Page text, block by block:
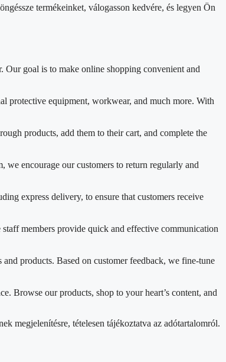
termékeinket, válogasson kedvére, és legyen Ön
goal is to make online shopping convenient and
protective equipment, workwear, and much more. With
products, add them to their cart, and complete the
encourage our customers to return regularly and
express delivery, to ensure that customers receive
members provide quick and effective communication
products. Based on customer feedback, we fine-tune
Browse our products, shop to your heart’s content, and
megjelenítésre, tételesen tájékoztatva az adótartalomról.